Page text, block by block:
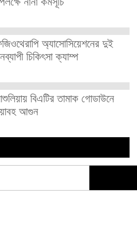
অ্যাসোসিয়েশনের দুই
চিকিৎসা ক্যাম্প
বিএটির তামাক গোডাউনে
আগুন